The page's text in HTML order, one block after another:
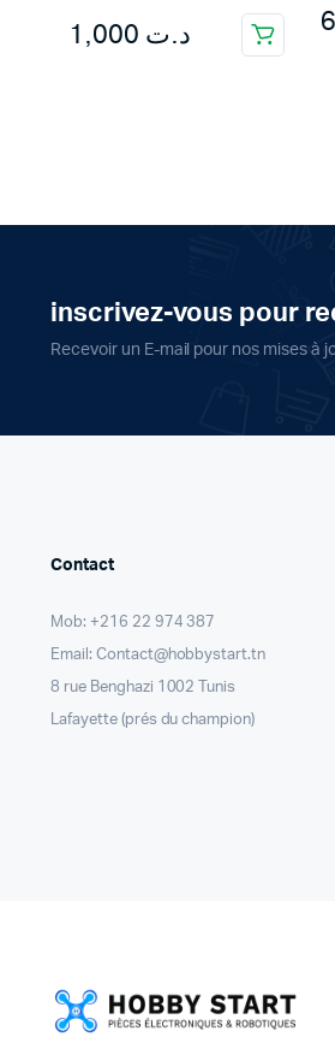
of 5
د.ت
inscrivez-vous pour
Recevoir un E-mail pour nos mises à
Contact
Mob: +216 22 974 387
Email: Contact@hobbystart.tn
8 rue Benghazi 1002 Tunis
Lafayette (prés du champion)